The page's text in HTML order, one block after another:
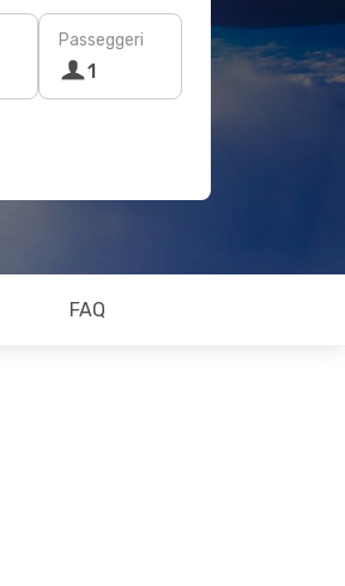
Passeggeri
1
FAQ